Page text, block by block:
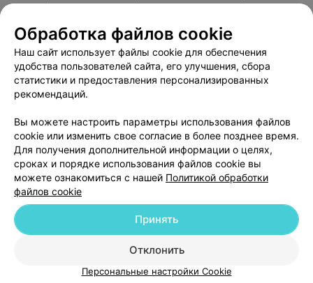
Пользовательское соглашение
Способы оплаты
Вакансии
Партнеры
Написать руководителю 103.by
Обработка персональных данных
© 2026 ООО «Артокс Лаб», УНП 191700409
| 220012, Республика Беларусь,
Служба поддержки +375 291212755
Обработка файлов cookie
Наш сайт использует файлы cookie для обеспечения
удобства пользователей сайта, его улучшения, сбора
статистики и предоставления персонализированных
рекомендаций.
Вы можете настроить параметры использования файлов
cookie или изменить свое согласие в более позднее время.
Для получения дополнительной информации о целях,
сроках и порядке использования файлов cookie вы
можете ознакомиться с нашей Политикой обработки
файлов cookie
Отклонить
Принять
Персональные настройки Cookie